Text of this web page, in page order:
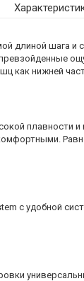
длиной шага
нижней
плавности
c удобной